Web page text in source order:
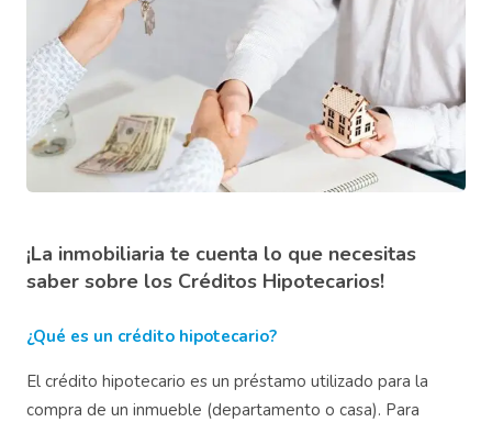
¡La inmobiliaria te cuenta lo que necesitas
saber sobre los Créditos Hipotecarios!
¿Qué es un crédito hipotecario?
El crédito hipotecario es un préstamo utilizado para la
compra de un inmueble (departamento o casa). Para